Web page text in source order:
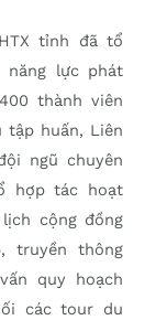
tỉnh đã tổ
năng lực phát
thành viên
tập huấn, Liên
ngũ chuyên
hợp tác hoạt
cộng đồng
truyền thông
quy hoạch
các tour du